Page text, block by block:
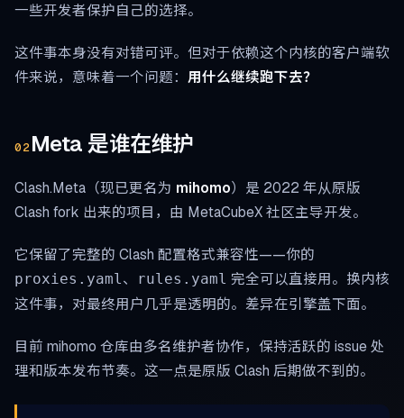
一些开发者保护自己的选择。
这件事本身没有对错可评。但对于依赖这个内核的客户端软
件来说，意味着一个问题： 用什么继续跑下去？
02 Meta 是谁在维护
Clash.Meta（现已更名为 mihomo）是 2022 年从原版
Clash fork 出来的项目，由 MetaCubeX 社区主导开发。
它保留了完整的 Clash 配置格式兼容性——你的
proxies.yaml、 rules.yaml 完全可以直接用。换内核
这件事，对最终用户几乎是透明的。差异在引擎盖下面。
目前 mihomo 仓库由多名维护者协作，保持活跃的 issue 处
理和版本发布节奏。这一点是原版 Clash 后期做不到的。